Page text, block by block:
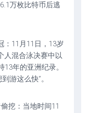
万枚比特币后逃
：11月11日，13岁
人混合泳决赛中以
年的亚洲纪录。
游这么快”。
挖：当地时间11